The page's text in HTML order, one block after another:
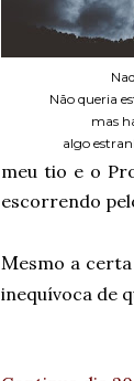
Não queria
mas
algo
meu tio e o
escorrendo
Mesmo a
inequívoca de